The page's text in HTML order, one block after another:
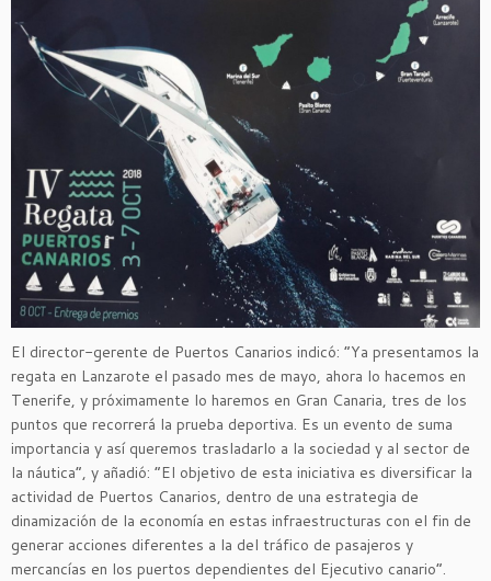
El director-gerente de Puertos Canarios indicó: “Ya presentamos la
regata en Lanzarote el pasado mes de mayo, ahora lo hacemos en
Tenerife, y próximamente lo haremos en Gran Canaria, tres de los
puntos que recorrerá la prueba deportiva. Es un evento de suma
importancia y así queremos trasladarlo a la sociedad y al sector de
la náutica”, y añadió: “El objetivo de esta iniciativa es diversificar la
actividad de Puertos Canarios, dentro de una estrategia de
dinamización de la economía en estas infraestructuras con el fin de
generar acciones diferentes a la del tráfico de pasajeros y
mercancías en los puertos dependientes del Ejecutivo canario”.